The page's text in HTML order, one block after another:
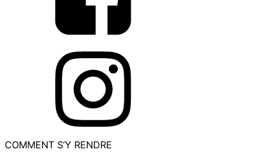
COMMENT S’Y RENDRE